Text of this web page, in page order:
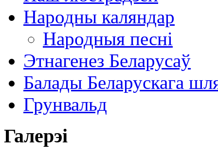
Народны каляндар
Народныя песні
Этнагенез Беларусаў
Балады Беларускага
Грунвальд
Галерэі